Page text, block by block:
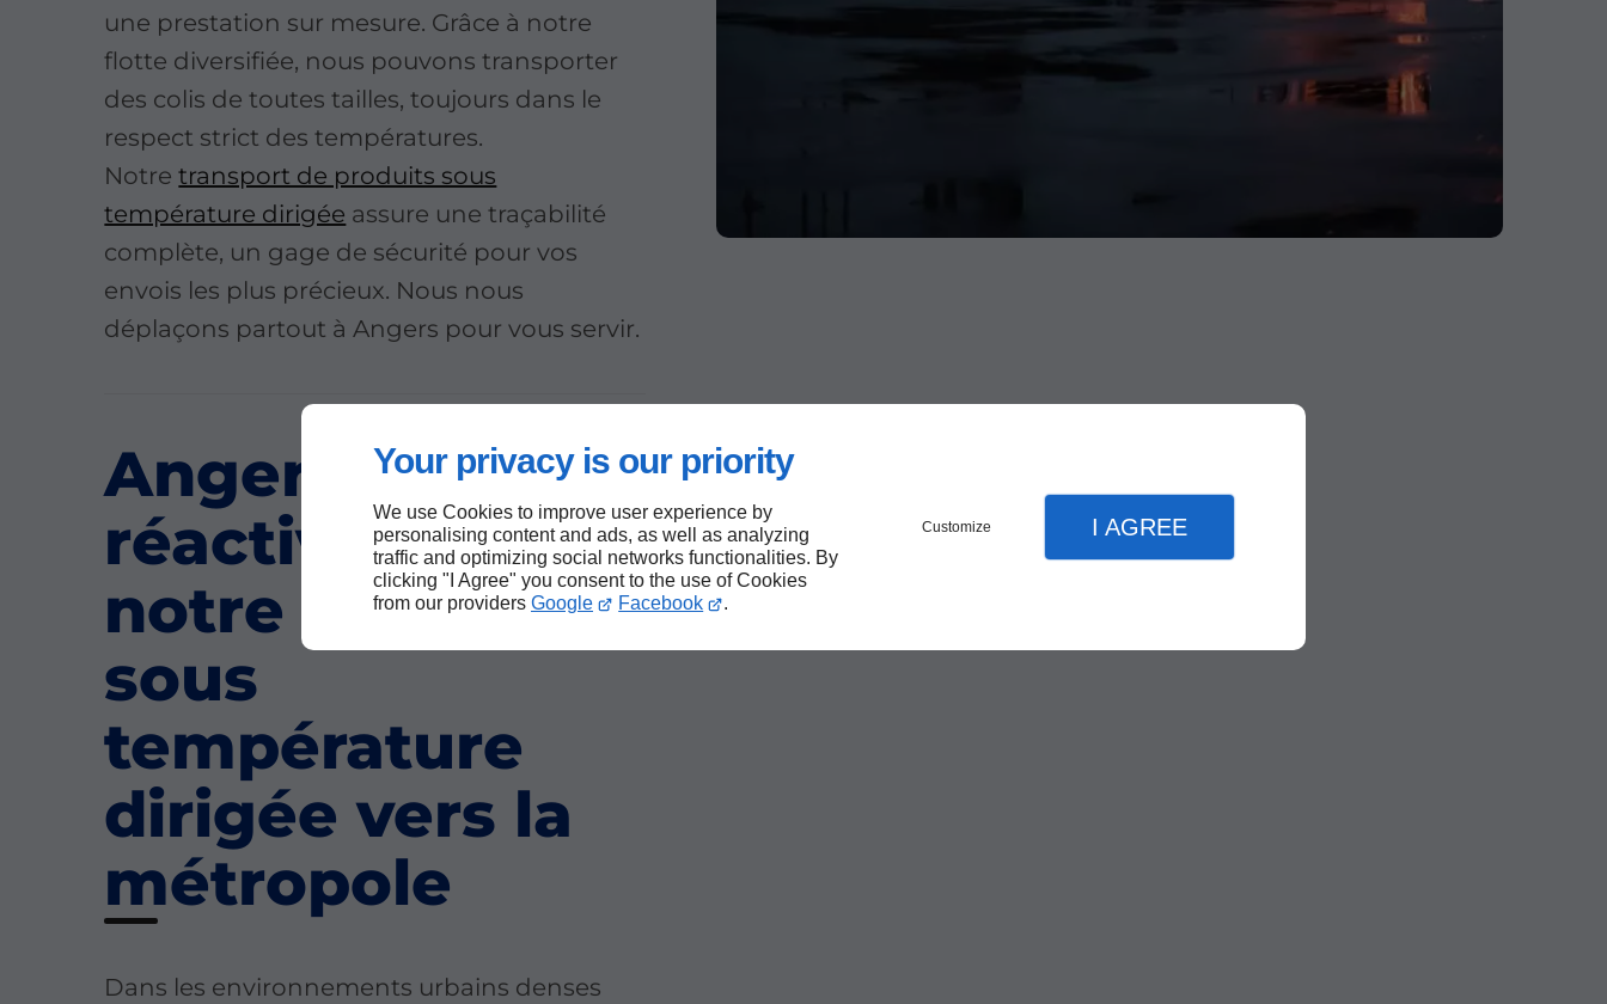
Your privacy is our priority
We use Cookies to improve user experience by
personalising content and ads, as well as analyzing
traffic and optimizing social networks functionalities. By
clicking "I Agree" you consent to the use of Cookies
from our providers Google Facebook .
Customize I AGREE
une prestation sur mesure. Grâce à notre
flotte diversifiée, nous pouvons transporter
des colis de toutes tailles, toujours dans le
respect strict des températures.
Notretransport de produits sous
température dirigée assure une traçabilité
complète, un gage de sécurité pour vos
envois les plus précieux. Nous nous
déplaçons partout à Angers pour vous servir.
Angers :
réactivité de
notre transport
sous
température
dirigée vers la
métropole
Dans les environnements urbains denses